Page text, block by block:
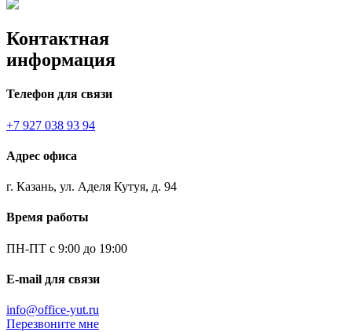
Контактная
информация
Телефон для связи
+7 927 038 93 94
Адрес офиса
г. Казань, ул. Аделя Кутуя, д. 94
Время работы
ПН-ПТ с 9:00 до 19:00
E-mail для связи
info@office-yut.ru
Перезвоните мне